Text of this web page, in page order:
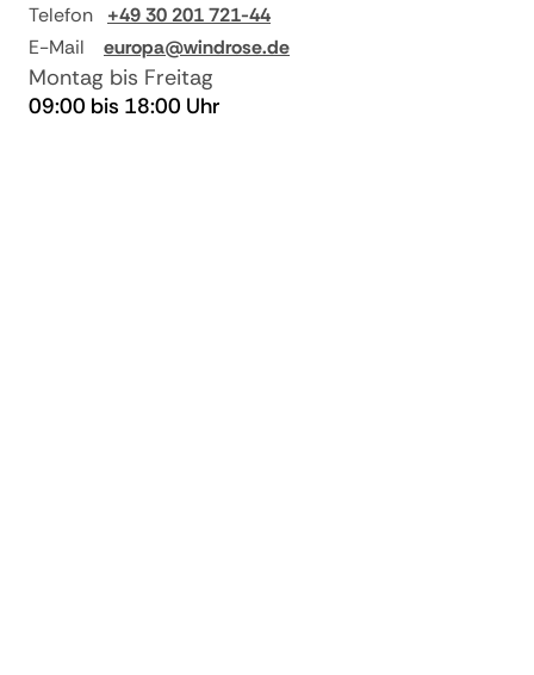
ab 24 und bis 18
Telefon
+49 30 201 721-44
E-Mail
europa@windrose.de
Montag bis Freitag
09:00 bis 18:00 Uhr